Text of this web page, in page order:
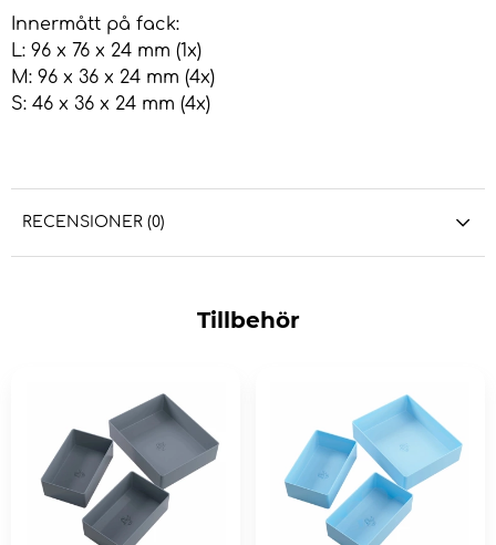
Innermått på fack:
L: 96 x 76 x 24 mm (1x)
M: 96 x 36 x 24 mm (4x)
S: 46 x 36 x 24 mm (4x)
RECENSIONER (0)
Tillbehör